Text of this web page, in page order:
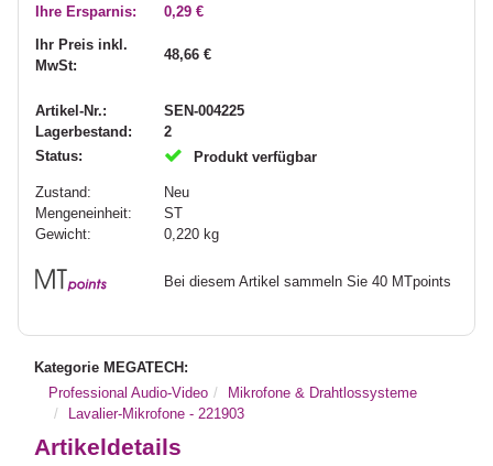
Ihre Ersparnis:
0,29 €
Ihr Preis inkl.
MwSt:
48,66 €
Artikel-Nr.:
SEN-004225
Lagerbestand:
2
Status:
Produkt verfügbar
Zustand:
Neu
Mengeneinheit:
ST
Gewicht:
0,220 kg
Bei diesem Artikel sammeln Sie 40 MTpoints
Kategorie MEGATECH:
Professional Audio-Video
Mikrofone & Drahtlossysteme
Lavalier-Mikrofone - 221903
Artikeldetails